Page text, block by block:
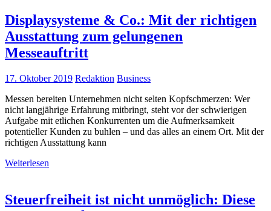
Displaysysteme & Co.: Mit der richtigen
Ausstattung zum gelungenen
Messeauftritt
17. Oktober 2019 Redaktion Business
Messen bereiten Unternehmen nicht selten Kopfschmerzen: Wer
nicht langjährige Erfahrung mitbringt, steht vor der schwierigen
Aufgabe mit etlichen Konkurrenten um die Aufmerksamkeit
potentieller Kunden zu buhlen – und das alles an einem Ort. Mit der
richtigen Ausstattung kann
Weiterlesen
Steuerfreiheit ist nicht unmöglich: Diese